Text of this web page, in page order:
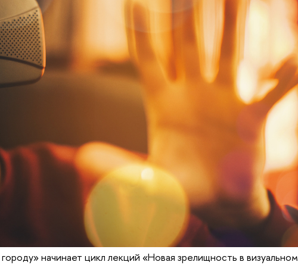
начинает цикл лекций «Новая зрелищность в визуальном